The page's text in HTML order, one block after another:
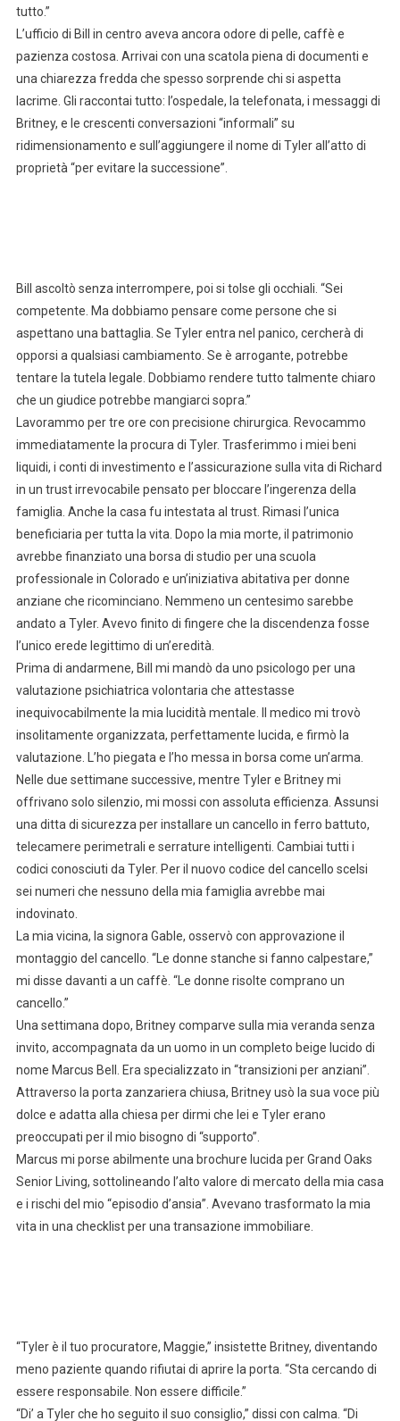
tutto.”
L’ufficio di Bill in centro aveva ancora odore di pelle, caffè e
pazienza costosa. Arrivai con una scatola piena di documenti e
una chiarezza fredda che spesso sorprende chi si aspetta
lacrime. Gli raccontai tutto: l’ospedale, la telefonata, i messaggi di
Britney, e le crescenti conversazioni “informali” su
ridimensionamento e sull’aggiungere il nome di Tyler all’atto di
proprietà “per evitare la successione”.
Bill ascoltò senza interrompere, poi si tolse gli occhiali. “Sei
competente. Ma dobbiamo pensare come persone che si
aspettano una battaglia. Se Tyler entra nel panico, cercherà di
opporsi a qualsiasi cambiamento. Se è arrogante, potrebbe
tentare la tutela legale. Dobbiamo rendere tutto talmente chiaro
che un giudice potrebbe mangiarci sopra.”
Lavorammo per tre ore con precisione chirurgica. Revocammo
immediatamente la procura di Tyler. Trasferimmo i miei beni
liquidi, i conti di investimento e l’assicurazione sulla vita di Richard
in un trust irrevocabile pensato per bloccare l’ingerenza della
famiglia. Anche la casa fu intestata al trust. Rimasi l’unica
beneficiaria per tutta la vita. Dopo la mia morte, il patrimonio
avrebbe finanziato una borsa di studio per una scuola
professionale in Colorado e un’iniziativa abitativa per donne
anziane che ricominciano. Nemmeno un centesimo sarebbe
andato a Tyler. Avevo finito di fingere che la discendenza fosse
l’unico erede legittimo di un’eredità.
Prima di andarmene, Bill mi mandò da uno psicologo per una
valutazione psichiatrica volontaria che attestasse
inequivocabilmente la mia lucidità mentale. Il medico mi trovò
insolitamente organizzata, perfettamente lucida, e firmò la
valutazione. L’ho piegata e l’ho messa in borsa come un’arma.
Nelle due settimane successive, mentre Tyler e Britney mi
offrivano solo silenzio, mi mossi con assoluta efficienza. Assunsi
una ditta di sicurezza per installare un cancello in ferro battuto,
telecamere perimetrali e serrature intelligenti. Cambiai tutti i
codici conosciuti da Tyler. Per il nuovo codice del cancello scelsi
sei numeri che nessuno della mia famiglia avrebbe mai
indovinato.
La mia vicina, la signora Gable, osservò con approvazione il
montaggio del cancello. “Le donne stanche si fanno calpestare,”
mi disse davanti a un caffè. “Le donne risolte comprano un
cancello.”
Una settimana dopo, Britney comparve sulla mia veranda senza
invito, accompagnata da un uomo in un completo beige lucido di
nome Marcus Bell. Era specializzato in “transizioni per anziani”.
Attraverso la porta zanzariera chiusa, Britney usò la sua voce più
dolce e adatta alla chiesa per dirmi che lei e Tyler erano
preoccupati per il mio bisogno di “supporto”.
Marcus mi porse abilmente una brochure lucida per Grand Oaks
Senior Living, sottolineando l’alto valore di mercato della mia casa
e i rischi del mio “episodio d’ansia”. Avevano trasformato la mia
vita in una checklist per una transazione immobiliare.
“Tyler è il tuo procuratore, Maggie,” insistette Britney, diventando
meno paziente quando rifiutai di aprire la porta. “Sta cercando di
essere responsabile. Non essere difficile.”
“Di’ a Tyler che ho seguito il suo consiglio,” dissi con calma. “Di